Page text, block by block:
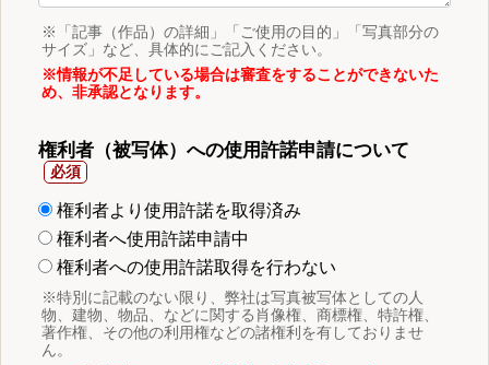
※「記事（作品）の詳細」「ご使用の目的」「写真部分の
サイズ」など、具体的にご記入ください。
※情報が不足している場合は審査をすることができないた
め、非承認となります。
権利者（被写体）への使用許諾申請について
権利者より使用許諾を取得済み
権利者へ使用許諾申請中
権利者への使用許諾取得を行わない
※特別に記載のない限り、弊社は写真被写体としての人
物、建物、物品、などに関する肖像権、商標権、特許権、
著作権、その他の利用権などの諸権利を有しておりませ
ん。